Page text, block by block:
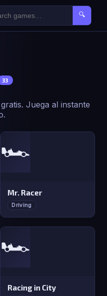
🔍
33
Juega al instante
🏎️
Mr. Racer
Driving
🏎️
Racing in City